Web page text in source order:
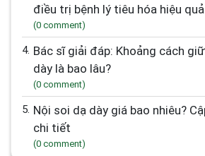
điều trị bệnh lý tiêu hóa hiệu quả
(0 comment)
4. Bác sĩ giải đáp: Khoảng cách giữa 2 lần nội soi dạ
dày là bao lâu?
(0 comment)
5. Nội soi dạ dày giá bao nhiêu? Cập nhật bảng giá
chi tiết
(0 comment)